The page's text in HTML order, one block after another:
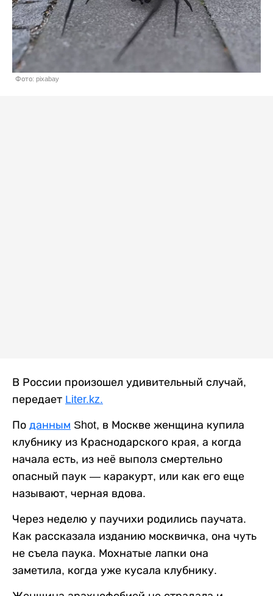
Фото: pixabay
В России произошел удивительный случай,
передает Liter.kz.
По данным Shot, в Москве женщина купила
клубнику из Краснодарского края, а когда
начала есть, из неё выполз смертельно
опасный паук — каракурт, или как его еще
называют, черная вдова.
Через неделю у паучихи родились паучата.
Как рассказала изданию москвичка, она чуть
не съела паука. Мохнатые лапки она
заметила, когда уже кусала клубнику.